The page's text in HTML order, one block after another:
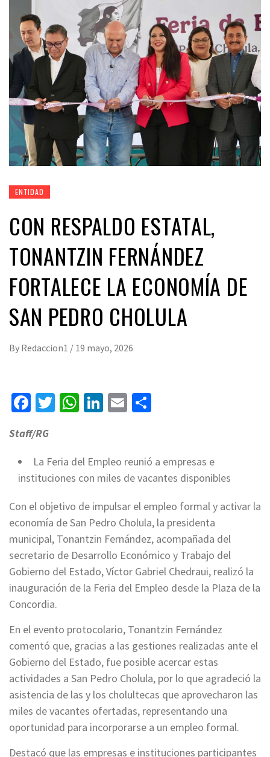
ENTIDAD
CON RESPALDO ESTATAL,
TONANTZIN FERNÁNDEZ
FORTALECE LA ECONOMÍA DE
SAN PEDRO CHOLULA
By Redaccion1 / 19 mayo, 2026
Facebook
Twitter
WhatsApp
LinkedIn
Email
Staff/RG
La Feria del Empleo reunió a empresas e
instituciones con miles de vacantes disponibles
Con el objetivo de impulsar el empleo formal y activar la
economía de San Pedro Cholula, la presidenta
municipal, Tonantzin Fernández, acompañada del
secretario de Desarrollo Económico y Trabajo del
Gobierno del Estado, Víctor Gabriel Chedraui, realizó la
inauguración de la Feria del Empleo desde la Plaza de la
Concordia.
En el evento protocolario, Tonantzin Fernández
comentó que, gracias a las gestiones realizadas ante el
Gobierno del Estado, fue posible acercar estas
actividades a San Pedro Cholula, por lo que agradeció la
asistencia de las y los cholultecas que aprovecharon las
miles de vacantes ofertadas, representando una
oportunidad para incorporarse a un empleo formal.
Destacó que las empresas e instituciones participantes